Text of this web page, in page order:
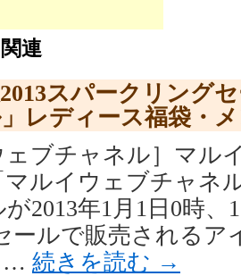
関連
スパークリング
レディース福袋・
ブチャネル］マル
ルイウェブチャネ
2013年1月1日0時、
ールで販売されるア
… 続きを読む →